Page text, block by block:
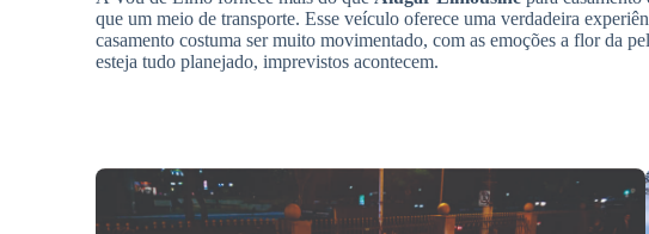
que um meio de transporte. Esse veículo oferece uma verdadeira
casamento costuma ser muito movimentado, com as emoções a flor da
esteja tudo planejado, imprevistos acontecem.